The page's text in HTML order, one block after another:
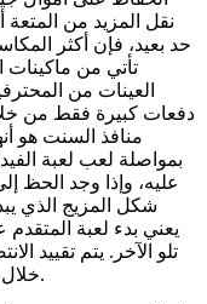
نقل المزيد من
حد بعيد، فإن أكثر
تأتي من ماكينات
العينات من
دفعات كبيرة فقط من
منافذ السنت هو
بمواصلة لعب لعبة
عليه، وإذا وجد الحظ
شكل المزيج الذي
خلال مضاعف الحد الأقصى للانتصار في المركز.